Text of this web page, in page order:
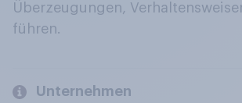
Überzeugungen,
führen.
Unternehmen